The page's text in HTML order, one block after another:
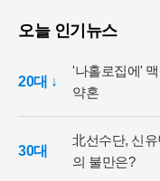
오늘 인기뉴스
20대 ↓
'나홀로집에'
약혼
30대
北선수단, 신
의 불만은?